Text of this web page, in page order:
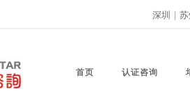
深圳 |
首页 认证咨询